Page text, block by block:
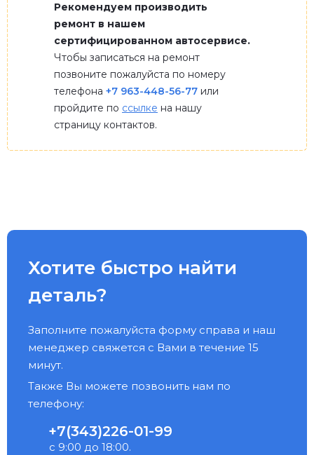
Рекомендуем производить
ремонт в нашем
сертифицированном автосервисе.
Чтобы записаться на ремонт
позвоните пожалуйста по номеру
телефона +7 963-448-56-77 или
пройдите по ссылке на нашу
страницу контактов.
Хотите быстро найти
деталь?
Заполните пожалуйста форму справа и наш
менеджер свяжется с Вами в течение 15
минут.
Также Вы можете позвонить нам по
телефону:
+7(343)226-01-99
с 9:00 до 18:00.